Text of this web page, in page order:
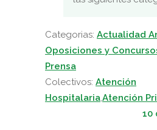
Categorias: Actualidad
Oposiciones y
Prensa
Colectivos: Atención
Hospitalaria,Atención
10